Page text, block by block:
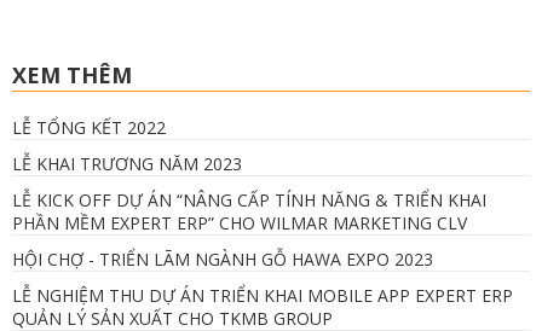
XEM THÊM
LỄ TỔNG KẾT 2022
LỄ KHAI TRƯƠNG NĂM 2023
LỄ KICK OFF DỰ ÁN “NÂNG CẤP TÍNH NĂNG & TRIỂN KHAI
PHẦN MỀM EXPERT ERP” CHO WILMAR MARKETING CLV
HỘI CHỢ - TRIỂN LÃM NGÀNH GỖ HAWA EXPO 2023
LỄ NGHIỆM THU DỰ ÁN TRIỂN KHAI MOBILE APP EXPERT ERP
QUẢN LÝ SẢN XUẤT CHO TKMB GROUP